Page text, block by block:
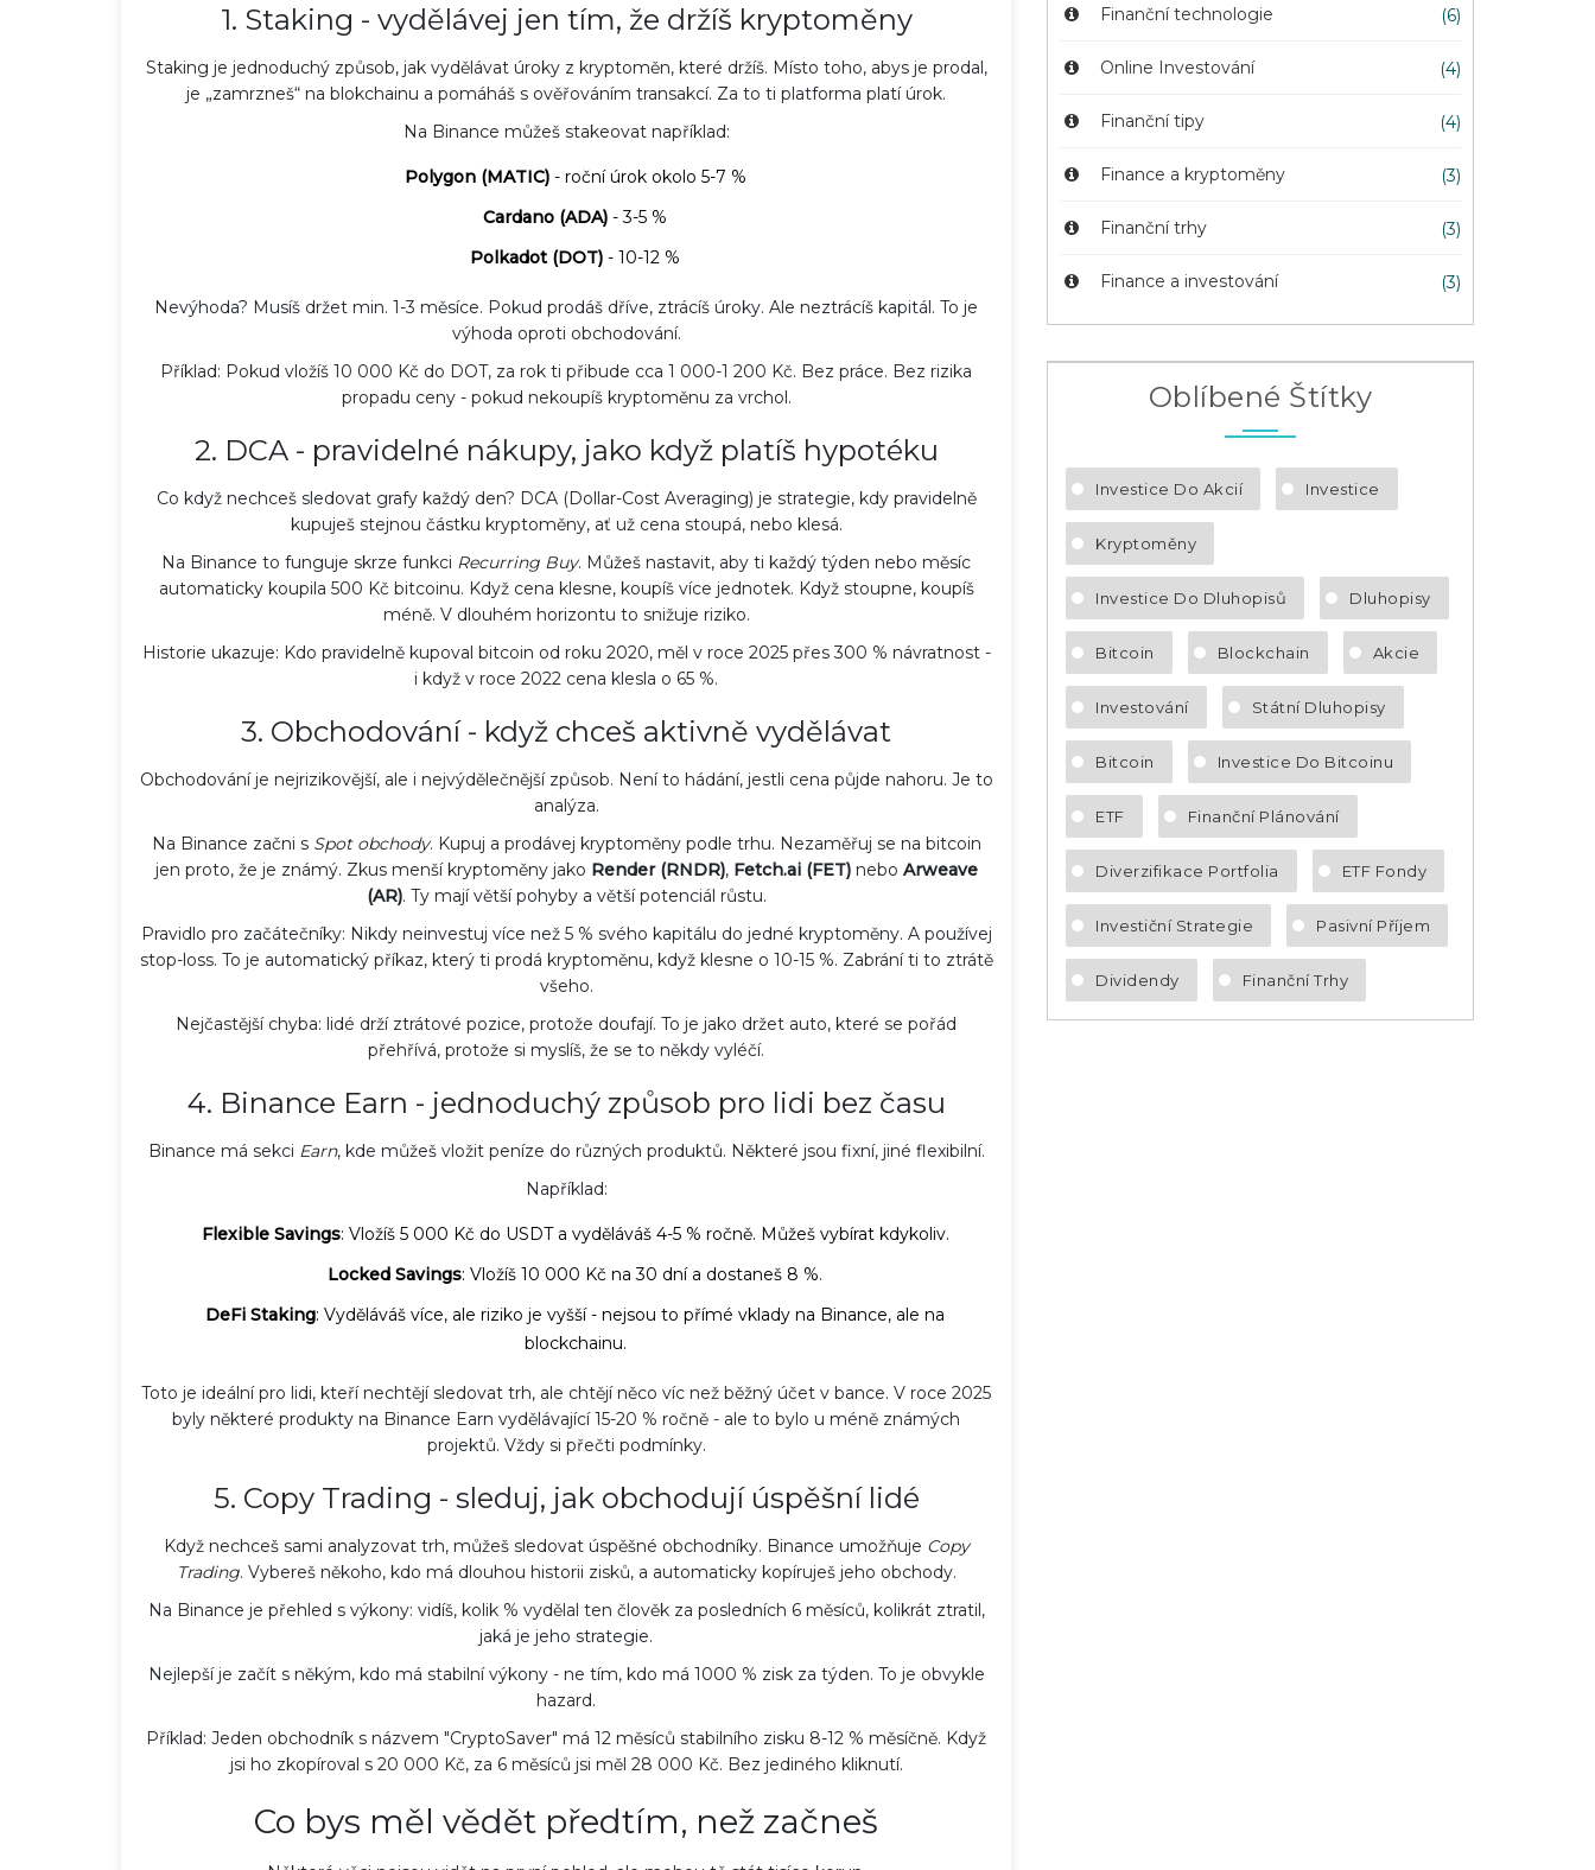
1. Staking - vydělávej jen tím, že držíš kryptoměny
Staking je jednoduchý způsob, jak vydělávat úroky z kryptoměn, které držíš. Místo toho, abys je prodal,
je „zamrzneš“ na blokchainu a pomáháš s ověřováním transakcí. Za to ti platforma platí úrok.
Na Binance můžeš stakeovat například:
Polygon (MATIC)- roční úrok okolo 5-7 %
Cardano (ADA) - 3-5 %
Polkadot (DOT) - 10-12 %
Nevýhoda? Musíš držet min. 1-3 měsíce. Pokud prodáš dříve, ztrácíš úroky. Ale neztrácíš kapitál. To je
výhoda oproti obchodování.
Příklad: Pokud vložíš 10 000 Kč do DOT, za rok ti přibude cca 1 000-1 200 Kč. Bez práce. Bez rizika
propadu ceny - pokud nekoupíš kryptoměnu za vrchol.
2. DCA - pravidelné nákupy, jako když platíš hypotéku
Co když nechceš sledovat grafy každý den? DCA (Dollar-Cost Averaging) je strategie, kdy pravidelně
kupuješ stejnou částku kryptoměny, ať už cena stoupá, nebo klesá.
Na Binance to funguje skrze funkci Recurring Buy. Můžeš nastavit, aby ti každý týden nebo měsíc
automaticky koupila 500 Kč bitcoinu. Když cena klesne, koupíš více jednotek. Když stoupne, koupíš
méně. V dlouhém horizontu to snižuje riziko.
Historie ukazuje: Kdo pravidelně kupoval bitcoin od roku 2020, měl v roce 2025 přes 300 % návratnost -
i když v roce 2022 cena klesla o 65 %.
3. Obchodování - když chceš aktivně vydělávat
Obchodování je nejrizikovější, ale i nejvýdělečnější způsob. Není to hádání, jestli cena půjde nahoru. Je to
analýza.
Na Binance začni s Spot obchody. Kupuj a prodávej kryptoměny podle trhu. Nezaměřuj se na bitcoin
jen proto, že je známý. Zkus menší kryptoměny jako Render (RNDR), Fetch.ai (FET)nebo Arweave
(AR). Ty mají větší pohyby a větší potenciál růstu.
Pravidlo pro začátečníky: Nikdy neinvestuj více než 5 % svého kapitálu do jedné kryptoměny. A používej
stop-loss. To je automatický příkaz, který ti prodá kryptoměnu, když klesne o 10-15 %. Zabrání ti to ztrátě
všeho.
Nejčastější chyba: lidé drží ztrátové pozice, protože doufají. To je jako držet auto, které se pořád
přehřívá, protože si myslíš, že se to někdy vyléčí.
4. Binance Earn - jednoduchý způsob pro lidi bez času
Binance má sekci Earn, kde můžeš vložit peníze do různých produktů. Některé jsou fixní, jiné flexibilní.
Například:
Flexible Savings: Vložíš 5 000 Kč do USDT a vyděláváš 4-5 % ročně. Můžeš vybírat kdykoliv.
Locked Savings: Vložíš 10 000 Kč na 30 dní a dostaneš 8 %.
DeFi Staking: Vyděláváš více, ale riziko je vyšší - nejsou to přímé vklady na Binance, ale na
blockchainu.
Toto je ideální pro lidi, kteří nechtějí sledovat trh, ale chtějí něco víc než běžný účet v bance. V roce 2025
byly některé produkty na Binance Earn vydělávající 15-20 % ročně - ale to bylo u méně známých
projektů. Vždy si přečti podmínky.
5. Copy Trading - sleduj, jak obchodují úspěšní lidé
Když nechceš sami analyzovat trh, můžeš sledovat úspěšné obchodníky. Binance umožňuje Copy
Trading. Vybereš někoho, kdo má dlouhou historii zisků, a automaticky kopíruješ jeho obchody.
Na Binance je přehled s výkony: vidíš, kolik % vydělal ten člověk za posledních 6 měsíců, kolikrát ztratil,
jaká je jeho strategie.
Nejlepší je začít s někým, kdo má stabilní výkony - ne tím, kdo má 1000 % zisk za týden. To je obvykle
hazard.
Příklad: Jeden obchodník s názvem "CryptoSaver" má 12 měsíců stabilního zisku 8-12 % měsíčně. Když
jsi ho zkopíroval s 20 000 Kč, za 6 měsíců jsi měl 28 000 Kč. Bez jediného kliknutí.
Co bys měl vědět předtím, než začneš
Finanční technologie (6)
Online Investování (4)
Finanční tipy (4)
Finance a kryptoměny (3)
Finanční trhy (3)
Finance a investování (3)
Oblíbené Štítky
Investice Do Akcií Investice
Kryptoměny
Investice Do Dluhopisů Dluhopisy
Bitcoin Blockchain Akcie
Investování Státní Dluhopisy
Bitcoin Investice Do Bitcoinu
ETF Finanční Plánování
Diverzifikace Portfolia ETF Fondy
Investiční Strategie Pasivní Příjem
Dividendy Finanční Trhy